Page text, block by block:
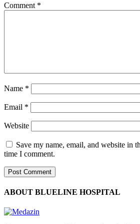
Comment *
Name *
Email *
Website
Save my name, email, and website in
time I comment.
ABOUT BLUELINE HOSPITAL